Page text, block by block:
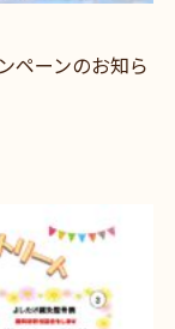
ペーンのお知ら